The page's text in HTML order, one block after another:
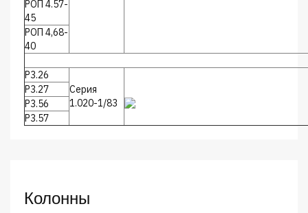
РОП 4.57-
45
РОП 4,68-
40
Р3.26
Серия
1.020-1/83
Р3.27
Р3.56
Р3.57
Колонны